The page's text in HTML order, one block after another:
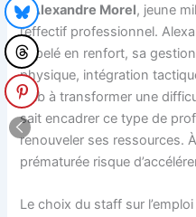
d’ Alexandre Morel, jeune
l’effectif professionnel.
appelé en renfort, sa
physique, intégration
club à transformer une
sait encadrer ce type de
renouveler ses ressources.
prématurée risque
Le choix du staff sur